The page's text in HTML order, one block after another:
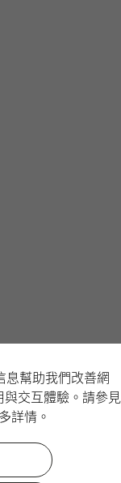
息幫助我們改善網
交互體驗。請參見
詳情。